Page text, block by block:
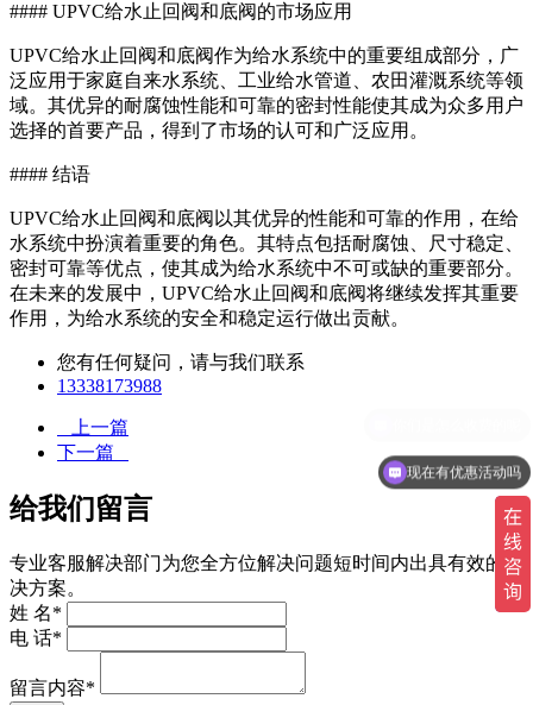
#### UPVC给水止回阀和底阀的市场应用
UPVC给水止回阀和底阀作为给水系统中的重要组成部分，广
泛应用于家庭自来水系统、工业给水管道、农田灌溉系统等领
域。其优异的耐腐蚀性能和可靠的密封性能使其成为众多用户
选择的首要产品，得到了市场的认可和广泛应用。
#### 结语
UPVC给水止回阀和底阀以其优异的性能和可靠的作用，在给
水系统中扮演着重要的角色。其特点包括耐腐蚀、尺寸稳定、
密封可靠等优点，使其成为给水系统中不可或缺的重要部分。
在未来的发展中，UPVC给水止回阀和底阀将继续发挥其重要
作用，为给水系统的安全和稳定运行做出贡献。
您有任何疑问，请与我们联系
13338173988
上一篇
下一篇
给我们留言
专业客服解决部门为您全方位解决问题短时间内出具有效的解
决方案。
姓 名*
电 话*
留言内容*
现在有优惠活动吗